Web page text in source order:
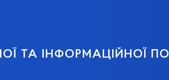
ТА ІНФОРМАЦІЙНОЇ